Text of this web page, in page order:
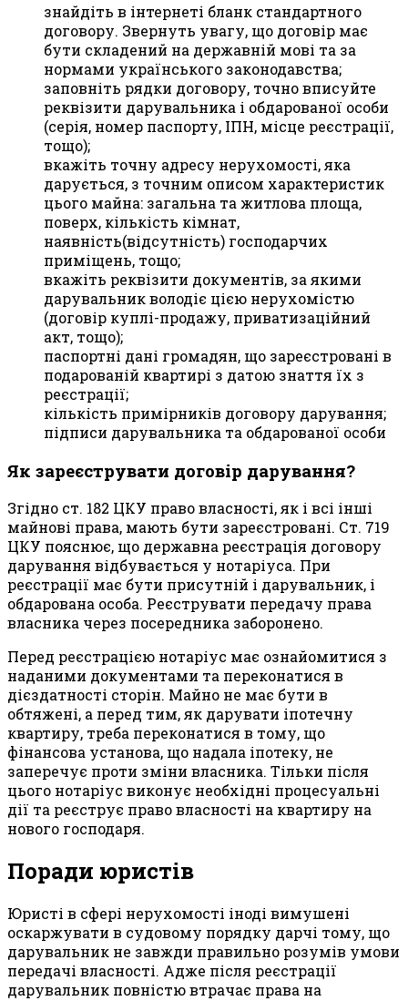
знайдіть в інтернеті бланк стандартного
договору. Звернуть увагу, що договір має
бути складений на державній мові та за
нормами українського законодавства;
заповніть рядки договору, точно вписуйте
реквізити дарувальника і обдарованої особи
(серія, номер паспорту, ІПН, місце реєстрації,
тощо);
вкажіть точну адресу нерухомості, яка
дарується, з точним описом характеристик
цього майна: загальна та житлова площа,
поверх, кількість кімнат,
наявність(відсутність) господарчих
приміщень, тощо;
вкажіть реквізити документів, за якими
дарувальник володіє цією нерухомістю
(договір куплі-продажу, приватизаційний
акт, тощо);
паспортні дані громадян, що зареєстровані в
подарованій квартирі з датою знаття їх з
реєстрації;
кількість примірників договору дарування;
підписи дарувальника та обдарованої особи
Як зареєструвати договір дарування?
Згідно ст. 182 ЦКУ право власності, як і всі інші
майнові права, мають бути зареєстровані. Ст. 719
ЦКУ пояснює, що державна реєстрація договору
дарування відбувається у нотаріуса. При
реєстрації має бути присутній і дарувальник, і
обдарована особа. Реєструвати передачу права
власника через посередника заборонено.
Перед реєстрацією нотаріус має ознайомитися з
наданими документами та переконатися в
дієздатності сторін. Майно не має бути в
обтяжені, а перед тим, як дарувати іпотечну
квартиру, треба переконатися в тому, що
фінансова установа, що надала іпотеку, не
заперечує проти зміни власника. Тільки після
цього нотаріус виконує необхідні процесуальні
дії та реєструє право власності на квартиру на
нового господаря.
Поради юристів
Юристі в сфері нерухомості іноді вимушені
оскаржувати в судовому порядку дарчі тому, що
дарувальник не завжди правильно розумів умови
передачі власності. Адже після реєстрації
дарувальник повністю втрачає права на